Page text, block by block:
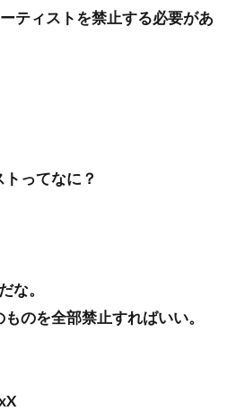
ティストを禁止する必要があ
ってなに？
な。
のを全部禁止すればいい。